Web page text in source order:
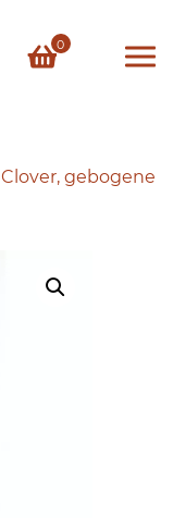
0
Clover, gebogene